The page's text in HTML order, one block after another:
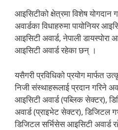
आइसिटीको क्षेत्रमा विशेष योगदान
अवार्डका विधाहरुमा पायोनियर
आइसिटी अवार्ड, नेपाली
आइसिटी अवार्ड रहेका छन् ।
यसैगरी प्रविधिको प्रयोग मार्फत
निजी संस्थाहरूलाई प्रदान गरिने
आइसिटी अवार्ड (पब्लिक सेक्टर),
अवार्ड (प्राइभेट सेक्टर), डिजिटल
डिजिटल सर्भिसेस आइसिटी अवार्ड